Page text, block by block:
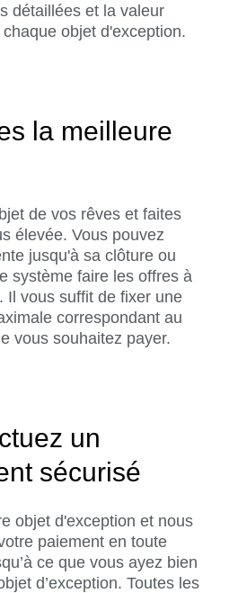
détaillées et la valeur
objet d'exception.
la meilleure
de vos rêves et faites
élevée. Vous pouvez
jusqu'à sa clôture ou
système faire les offres à
Il vous suffit de fixer une
correspondant au
vous souhaitez payer.
un
sécurisé
objet d'exception et nous
paiement en toute
ce que vous ayez bien
d’exception. Toutes les